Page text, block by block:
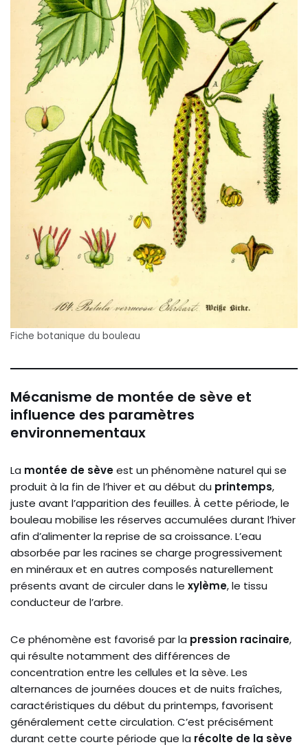
Fiche botanique du bouleau
Mécanisme de montée de sève et
influence des paramètres
environnementaux
La montée de sèveest un phénomène naturel qui se
produit à la fin de l’hiver et au début du printemps,
juste avant l’apparition des feuilles. À cette période, le
bouleau mobilise les réserves accumulées durant l’hiver
afin d’alimenter la reprise de sa croissance. L’eau
absorbée par les racines se charge progressivement
en minéraux et en autres composés naturellement
présents avant de circuler dans le xylème, le tissu
conducteur de l’arbre.
Ce phénomène est favorisé par la pression racinaire,
qui résulte notamment des différences de
concentration entre les cellules et la sève. Les
alternances de journées douces et de nuits fraîches,
caractéristiques du début du printemps, favorisent
généralement cette circulation. C’est précisément
durant cette courte période que la récolte de la sève